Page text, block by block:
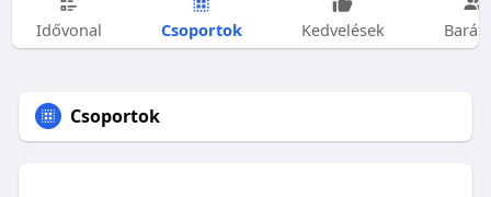
Idővonal Csoportok Kedvelések
Csoportok